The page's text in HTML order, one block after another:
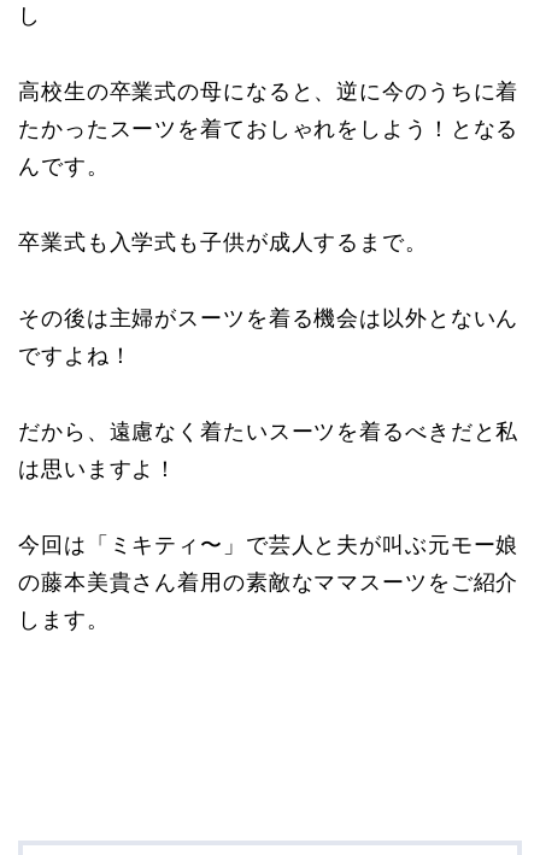
し
高校生の卒業式の母になると、逆に今のうちに着
たかったスーツを着ておしゃれをしよう！となる
んです。
卒業式も入学式も子供が成人するまで。
その後は主婦がスーツを着る機会は以外とないん
ですよね！
だから、遠慮なく着たいスーツを着るべきだと私
は思いますよ！
今回は「ミキティ〜」で芸人と夫が叫ぶ元モー娘
の藤本美貴さん着用の素敵なママスーツをご紹介
します。